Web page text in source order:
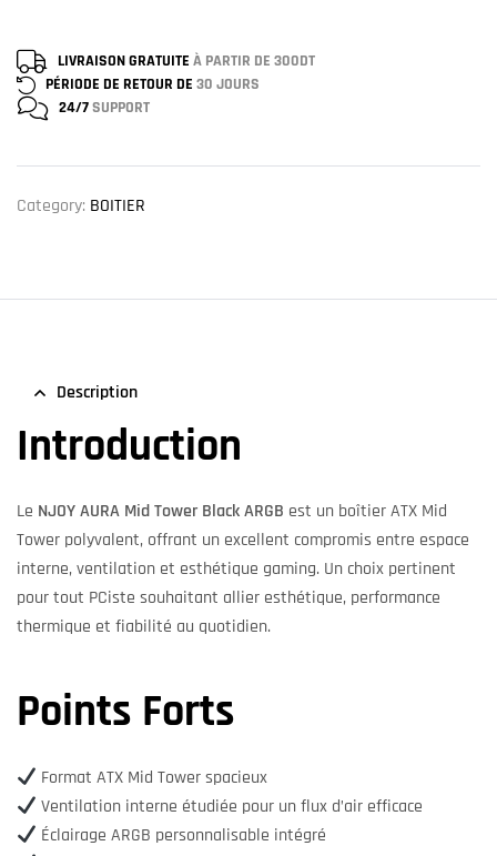
LIVRAISON GRATUITE À PARTIR DE 300DT
PÉRIODE DE RETOUR DE 30 JOURS
24/7SUPPORT
Category: BOITIER
Description
Introduction
Le NJOY AURA Mid Tower Black ARGB est un boîtier ATX Mid
Tower polyvalent, offrant un excellent compromis entre espace
interne, ventilation et esthétique gaming. Un choix pertinent
pour tout PCiste souhaitant allier esthétique, performance
thermique et fiabilité au quotidien.
Points Forts
Format ATX Mid Tower spacieux
Ventilation interne étudiée pour un flux d’air efficace
Éclairage ARGB personnalisable intégré